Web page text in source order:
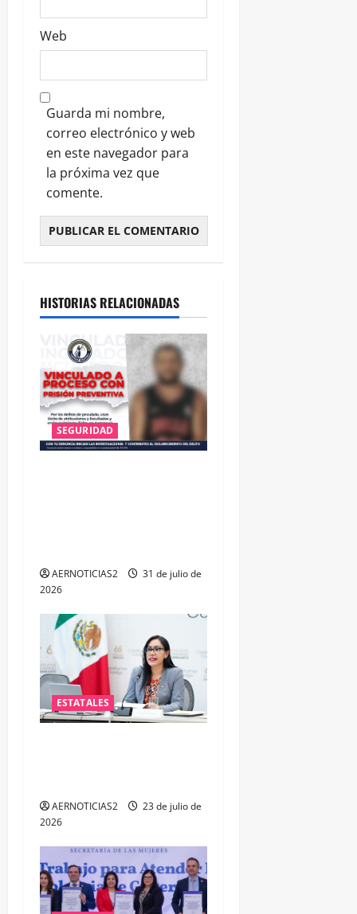
Web
Guarda mi nombre,
correo electrónico y web
en este navegador para
la próxima vez que
comente.
HISTORIAS RELACIONADAS
SEGURIDAD
AERNOTICIAS2
31 de julio de
2026
ESTATALES
AERNOTICIAS2
23 de julio de
2026